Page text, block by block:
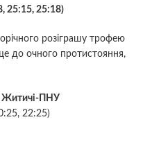
25:15, 25:18)
розіграшу трофею
до очного протистояння,
Житичі-ПНУ
22:25)